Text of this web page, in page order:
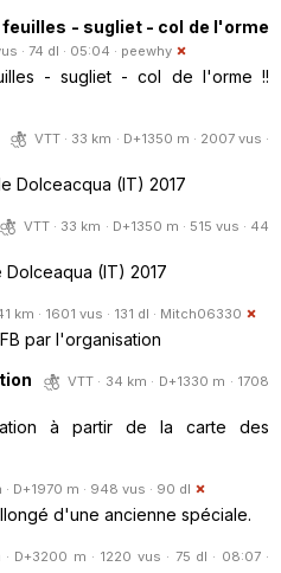
- sugliet - col de l'orme
· 74 dl · 05:04 · peewhy
- sugliet - col de l'orme !!
VTT · 33 km · D+1350 m · 2007 vus ·
Dolceacqua (IT) 2017
VTT · 33 km · D+1350 m · 515 vus · 44
(IT) 2017
km · 1601 vus · 131 dl · Mitch06330
par l'organisation
VTT · 34 km · D+1330 m · 1708
à partir de la carte des
· D+1970 m · 948 vus · 90 dl
d'une ancienne spéciale.
D+3200 m · 1220 vus · 75 dl · 08:07 ·